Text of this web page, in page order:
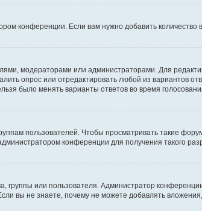
конференции. Если вам нужно добавить
модераторами или администраторами. Для
опрос или отредактировать любой из вариантов
было менять варианты ответов во время
пользователей. Чтобы просматривать такие
конференции для получения такого
группы или пользователя. Администратор
вы не знаете, почему не можете добавлять